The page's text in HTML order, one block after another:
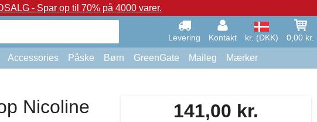
- Spar op til 70% på 4000 varer.
Levering Kontakt kr. (DKK) 0,00 kr.
Accessories Påske Børn GreenGate Maileg Mærker
141,00 kr.
Nicoline